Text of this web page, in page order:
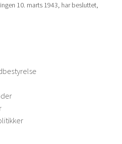
10. marts 1943, har besluttet,